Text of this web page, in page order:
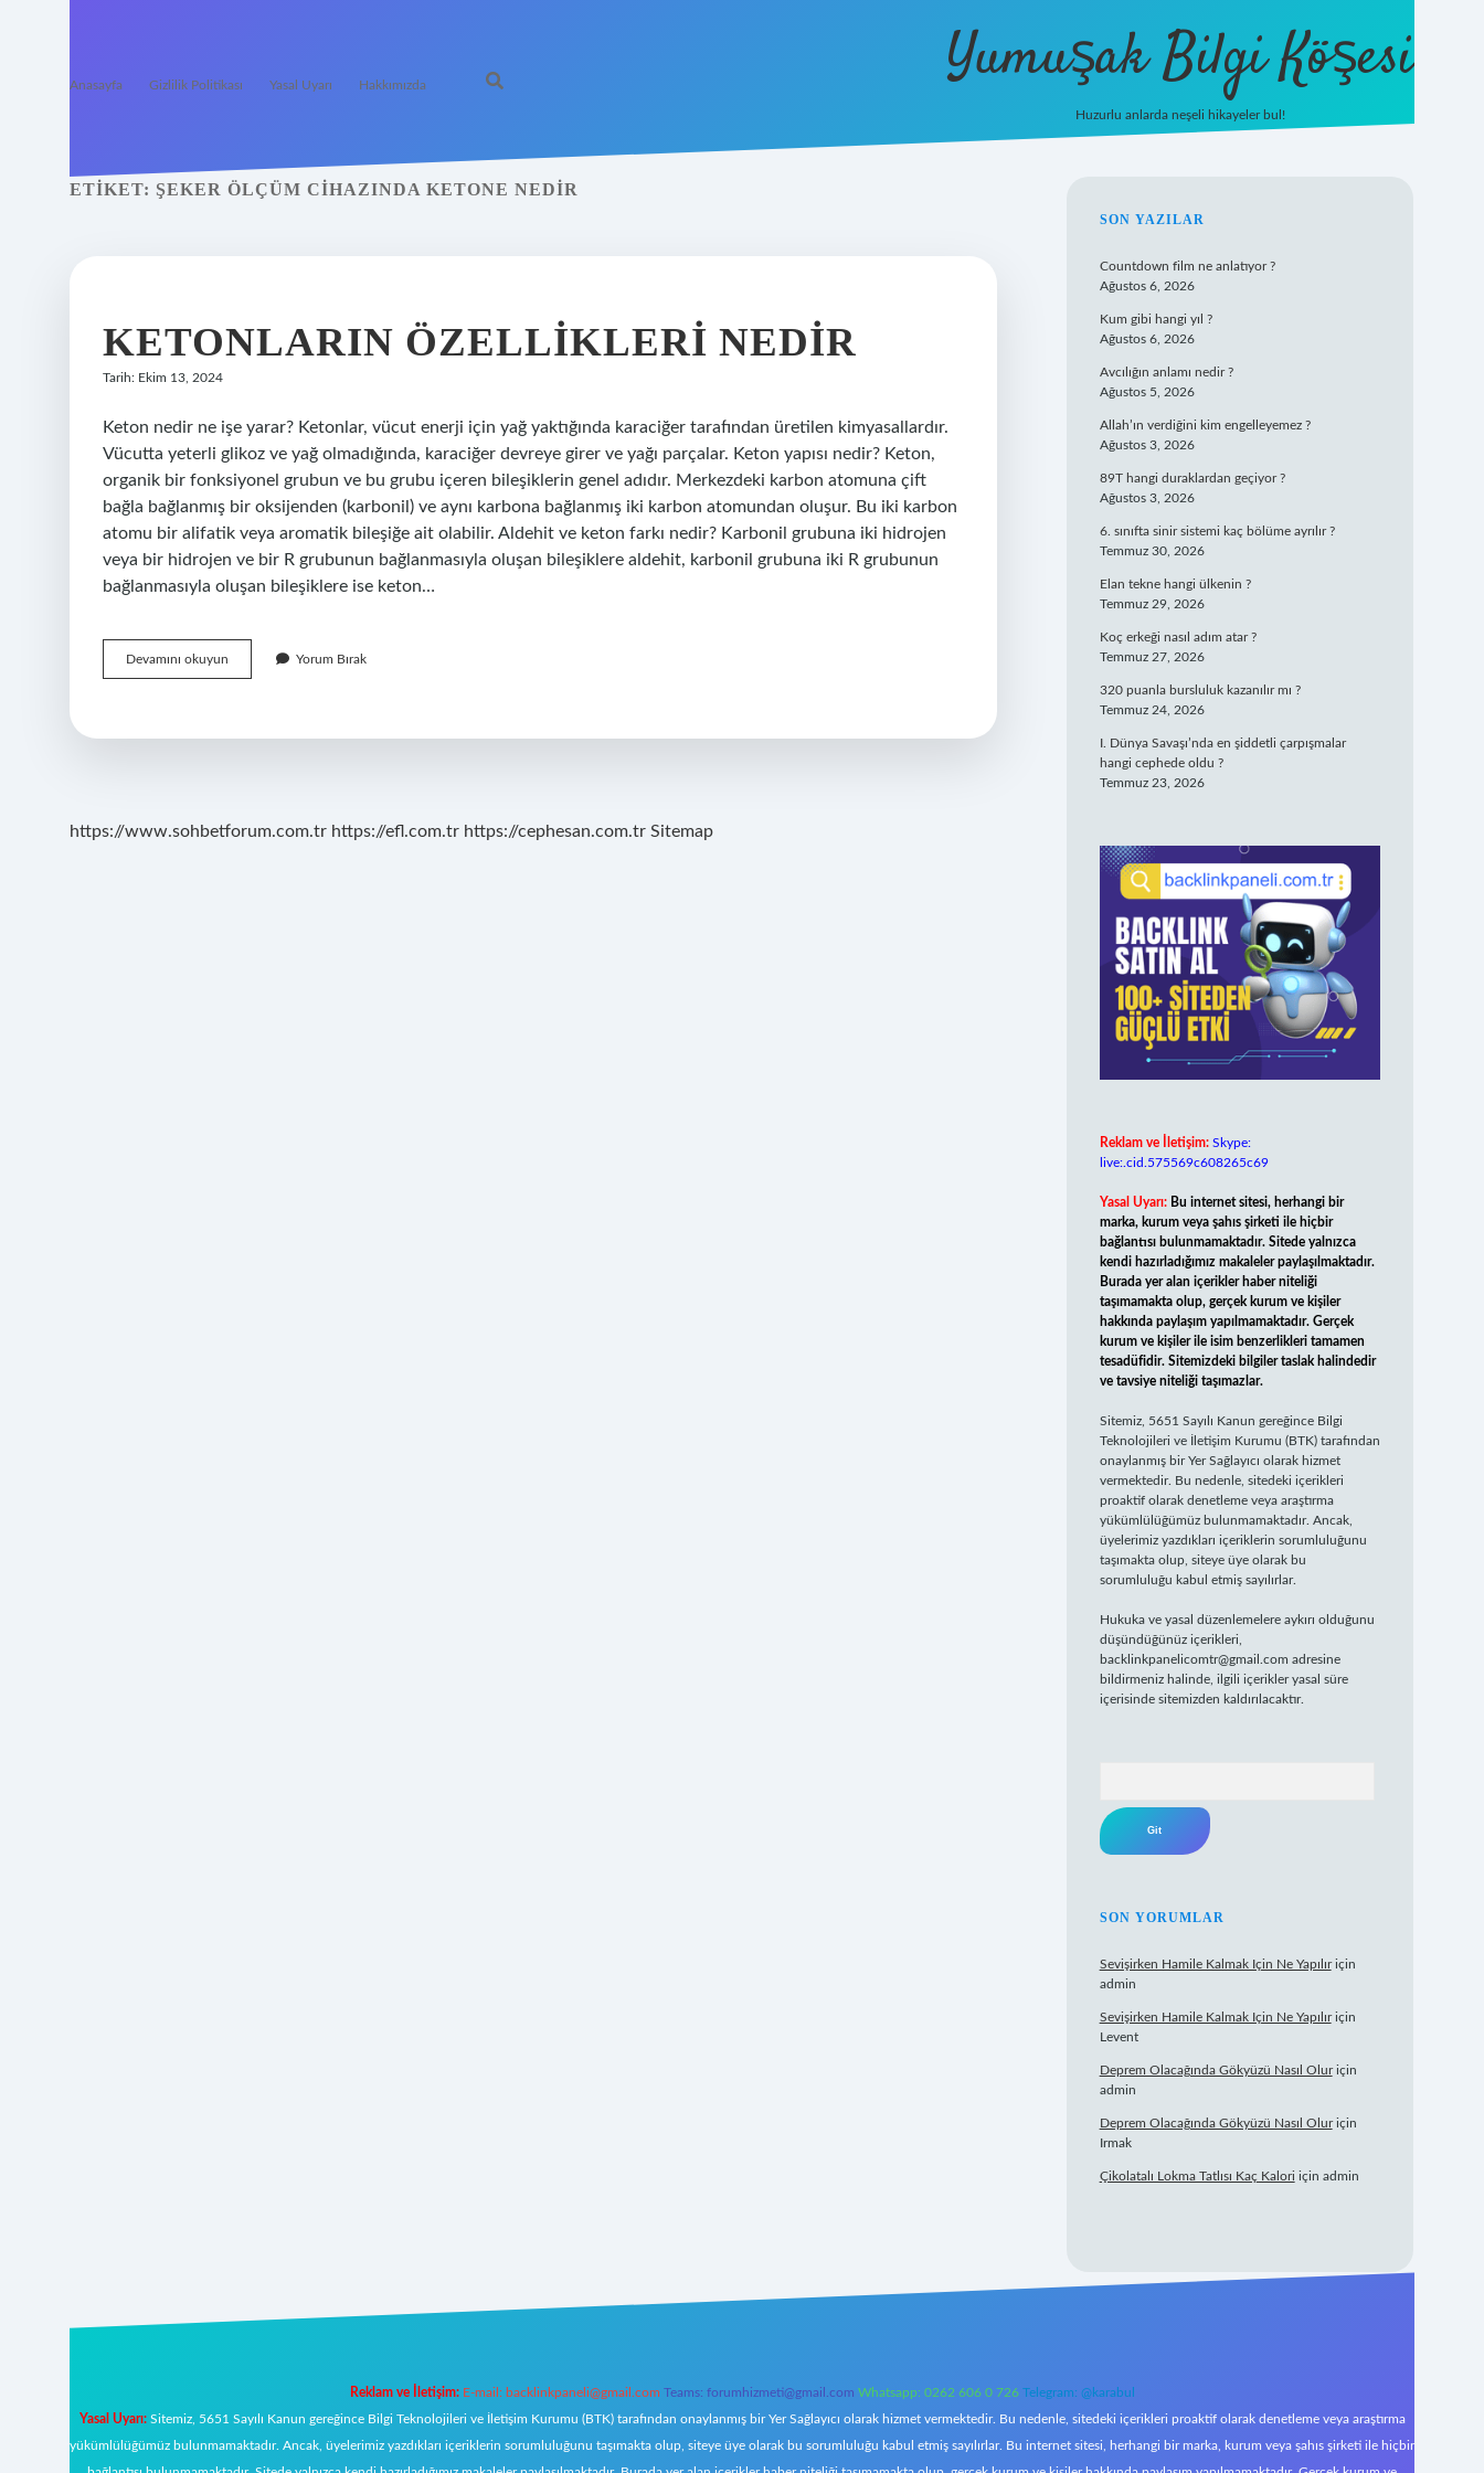
Anasayfa Gizlilik Politikası Yasal Uyarı Hakkımızda Yumuşak Bilgi Köşesi
Huzurlu anlarda neşeli hikayeler bul!
ETIKET: ŞEKER ÖLÇÜM CIHAZINDA KETONE NEDIR
KETONLARIN ÖZELLIKLERI NEDIR
Tarih: Ekim 13, 2024
Keton nedir ne işe yarar? Ketonlar, vücut enerji için yağ yaktığında karaciğer tarafından üretilen kimyasallardır.
Vücutta yeterli glikoz ve yağ olmadığında, karaciğer devreye girer ve yağı parçalar. Keton yapısı nedir? Keton,
organik bir fonksiyonel grubun ve bu grubu içeren bileşiklerin genel adıdır. Merkezdeki karbon atomuna çift
bağla bağlanmış bir oksijenden (karbonil) ve aynı karbona bağlanmış iki karbon atomundan oluşur. Bu iki karbon
atomu bir alifatik veya aromatik bileşiğe ait olabilir. Aldehit ve keton farkı nedir? Karbonil grubuna iki hidrojen
veya bir hidrojen ve bir R grubunun bağlanmasıyla oluşan bileşiklere aldehit, karbonil grubuna iki R grubunun
bağlanmasıyla oluşan bileşiklere ise keton…
Devamını okuyun Ketonların
Özellikleri
Yorum Bırak
https://www.sohbetforum.com.tr https://efl.com.tr https://cephesan.com.tr Sitemap
SIDEBAR
SON YAZILAR
Countdown film ne anlatıyor ?
Ağustos 6, 2026
Kum gibi hangi yıl ?
Ağustos 6, 2026
Avcılığın anlamı nedir ?
Ağustos 5, 2026
Allah’ın verdiğini kim engelleyemez ?
Ağustos 3, 2026
89T hangi duraklardan geçiyor ?
Ağustos 3, 2026
6. sınıfta sinir sistemi kaç bölüme ayrılır ?
Temmuz 30, 2026
Elan tekne hangi ülkenin ?
Temmuz 29, 2026
Koç erkeği nasıl adım atar ?
Temmuz 27, 2026
320 puanla bursluluk kazanılır mı ?
Temmuz 24, 2026
I. Dünya Savaşı’nda en şiddetli çarpışmalar
hangi cephede oldu ?
Temmuz 23, 2026
Reklam ve İletişim: Skype:
live:.cid.575569c608265c69
Yasal Uyarı: Bu internet sitesi, herhangi bir
marka, kurum veya şahıs şirketi ile hiçbir
bağlantısı bulunmamaktadır. Sitede yalnızca
kendi hazırladığımız makaleler paylaşılmaktadır.
Burada yer alan içerikler haber niteliği
taşımamakta olup, gerçek kurum ve kişiler
hakkında paylaşım yapılmamaktadır. Gerçek
kurum ve kişiler ile isim benzerlikleri tamamen
tesadüfidir. Sitemizdeki bilgiler taslak halindedir
ve tavsiye niteliği taşımazlar.
Sitemiz, 5651 Sayılı Kanun gereğince Bilgi
Teknolojileri ve İletişim Kurumu (BTK) tarafından
onaylanmış bir Yer Sağlayıcı olarak hizmet
vermektedir. Bu nedenle, sitedeki içerikleri
proaktif olarak denetleme veya araştırma
yükümlülüğümüz bulunmamaktadır. Ancak,
üyelerimiz yazdıkları içeriklerin sorumluluğunu
taşımakta olup, siteye üye olarak bu
sorumluluğu kabul etmiş sayılırlar.
Hukuka ve yasal düzenlemelere aykırı olduğunu
düşündüğünüz içerikleri,
backlinkpanelicomtr@gmail.com adresine
bildirmeniz halinde, ilgili içerikler yasal süre
içerisinde sitemizden kaldırılacaktır.
SON YORUMLAR
Sevişirken Hamile Kalmak Için Ne Yapılıriçin
admin
Sevişirken Hamile Kalmak Için Ne Yapılıriçin
Levent
Deprem Olacağında Gökyüzü Nasıl Oluriçin
admin
Deprem Olacağında Gökyüzü Nasıl Oluriçin
Irmak
Çikolatalı Lokma Tatlısı Kaç Kalori için admin
Reklam ve İletişim: E-mail: backlinkpaneli@gmail.com Teams: forumhizmeti@gmail.com Whatsapp: 0262 606 0 726 Telegram: @karabul
Yasal Uyarı:Sitemiz, 5651 Sayılı Kanun gereğince Bilgi Teknolojileri ve İletişim Kurumu (BTK) tarafından onaylanmış bir Yer Sağlayıcı olarak hizmet vermektedir. Bu nedenle, sitedeki içerikleri proaktif olarak denetleme veya araştırma
yükümlülüğümüz bulunmamaktadır. Ancak, üyelerimiz yazdıkları içeriklerin sorumluluğunu taşımakta olup, siteye üye olarak bu sorumluluğu kabul etmiş sayılırlar. Bu internet sitesi, herhangi bir marka, kurum veya şahıs şirketi ile hiçbir